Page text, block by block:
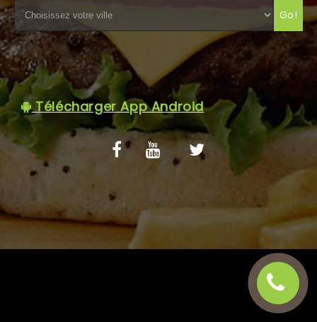
C.G.V
Go!
Télécharger App Android